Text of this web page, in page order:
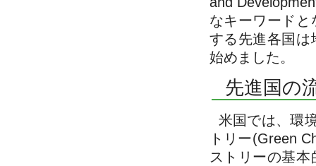
なキーワード
する先進各国は
始めました。
先進国の
米国では、環
トリー(Green
ストリーの基